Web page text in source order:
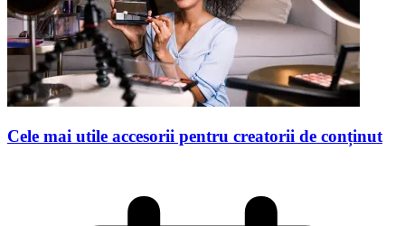
Cele mai utile accesorii pentru creatorii de conținut